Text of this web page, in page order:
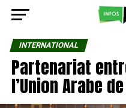
INTERNATIONAL
Partenariat
l’Union Arabe